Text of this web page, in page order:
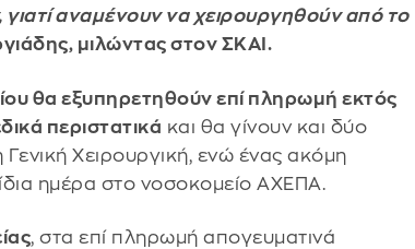
αναμένουν να χειρουργηθούν από το
μιλώντας στον ΣΚΑΙ.
θα εξυπηρετηθούν επί πληρωμή εκτός
περιστατικά και θα γίνουν και δύο
Χειρουργική, ενώ ένας ακόμη
ημέρα στο νοσοκομείο ΑΧΕΠΑ.
, στα επί πληρωμή απογευματινά